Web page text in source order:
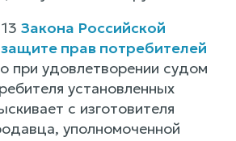
Закона Российской
прав потребителей
при удовлетворении судом
установленных
с изготовителя
уполномоченной